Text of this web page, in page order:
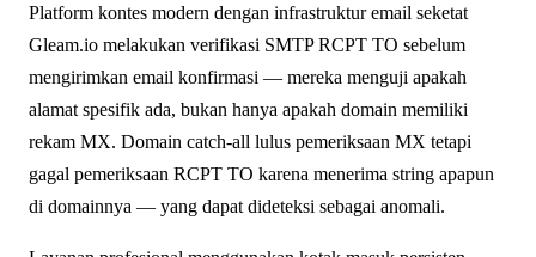
Platform kontes modern dengan infrastruktur email seketat
Gleam.io melakukan verifikasi SMTP RCPT TO sebelum
mengirimkan email konfirmasi — mereka menguji apakah
alamat spesifik ada, bukan hanya apakah domain memiliki
rekam MX. Domain catch-all lulus pemeriksaan MX tetapi
gagal pemeriksaan RCPT TO karena menerima string apapun
di domainnya — yang dapat dideteksi sebagai anomali.